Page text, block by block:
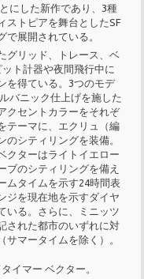
にした新作であり、3種
ストピアを舞台としたSF
展開されている。
グリッド、トレース、ベ
ト計器や夜間飛行中に
を得ている。3つのモデ
バニック仕上げを施した
クセントカラーをそれぞ
テーマに、エクリュ（編
シティリングを装備。
クターはライトイエロー
ブのシティリングを備え
ムタイムを示す24時間表
ジを現在地を示すダイヤ
いる。さらに、ミニッツ
された都市のいずれに対
サマータイムを除く）。
イマー ベクター。